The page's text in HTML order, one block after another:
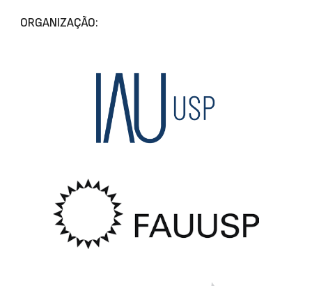
ORGANIZAÇÃO: